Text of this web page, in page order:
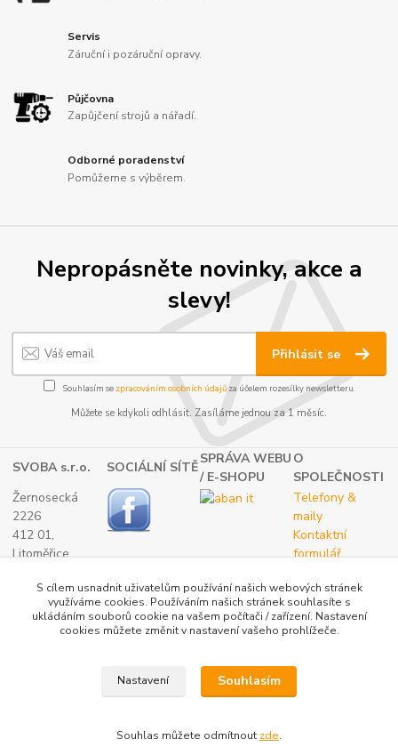
Servis
Záruční i pozáruční opravy.
Půjčovna
Zapůjčení strojů a nářadí.
Odborné poradenství
Pomůžeme s výběrem.
Nepropásněte novinky, akce a
slevy!
Přihlásit se
Souhlasím se zpracováním osobních údajůza účelem rozesílky newsletteru.
Můžete se kdykoli odhlásit. Zasíláme jednou za 1 měsíc.
SVOBA s.r.o. SOCIÁLNÍ SÍTĚ
SPRÁVA WEBU
/ E-SHOPU
O
SPOLEČNOSTI
Žernosecká
2226
412 01,
Litoměřice
(+420) 416 733
IČ: 27265382
Telefony &
maily
Kontaktní
formulář
S cílem usnadnit uživatelům používání našich webových stránek
využíváme cookies. Používáním našich stránek souhlasíte s
ukládáním souborů cookie na vašem počítači / zařízení. Nastavení
cookies můžete změnit v nastavení vašeho prohlížeče.
Nastavení Souhlasím
Souhlas můžete odmítnout zde.